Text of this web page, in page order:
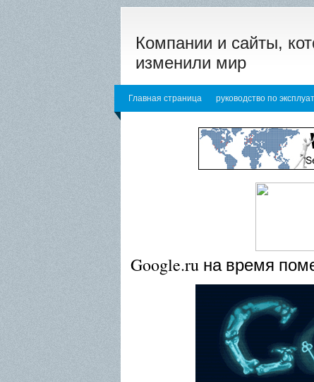
Компании и сайты,
изменили мир
Главная страница руководство по
Уроки по раскрутке сайта Раскрутка в
Урок Интернет-технол... Здравый
Google.ru на время